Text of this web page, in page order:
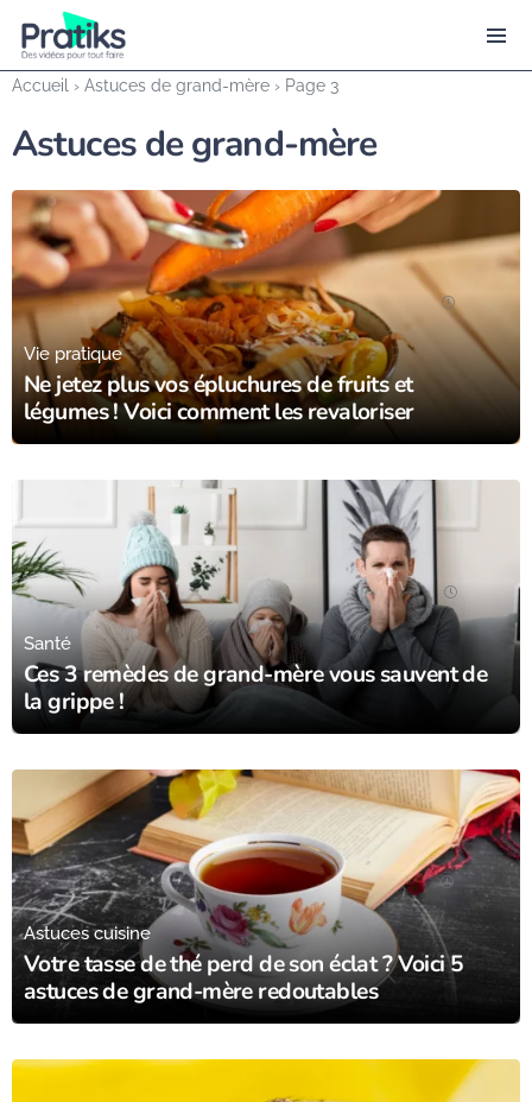
Accueil › Astuces de grand-mère › Page 3
Astuces de grand-mère
Ne jetez plus vos épluchures de fruits et
légumes ! Voici comment les revaloriser
Vie pratique
Ces 3 remèdes de grand-mère vous sauvent de
la grippe !
Santé
Votre tasse de thé perd de son éclat ? Voici 5
astuces de grand-mère redoutables
Astuces cuisine
05/11/23